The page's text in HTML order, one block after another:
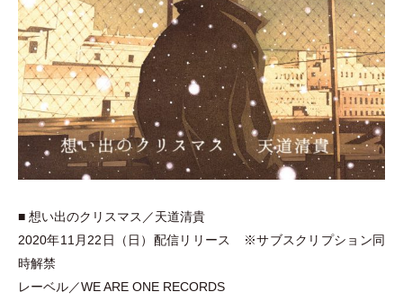
■ 想い出のクリスマス／天道清貴
2020年11月22日
（ 日 ） 配信リリース ※サブスクリプション同
時解禁
レーベル／WE ARE ONE RECORDS